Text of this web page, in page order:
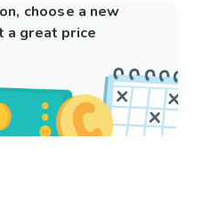
choose a new
a great price